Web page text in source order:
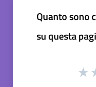
Quanto sono
su questa